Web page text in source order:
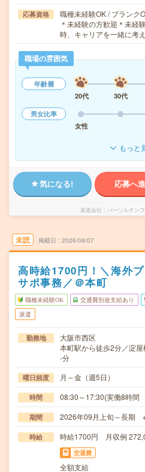
応募資格
職種未経験OK / ブランク
＊未経験の方歓迎＊未経
時、キャリアを一緒に考
職場の雰囲気
年齢層
20代
30代
男女比率
女性
もっと
気になる! 応募へ
派遣会社 パーソルテン
未読 掲載日 2026/08/07
高時給1700円！＼海外
サポ事務／＠本町
職種未経験OK 交通費別途支給あり
派遣
勤務地
大阪市西区
本町駅から徒歩2分／淀
-分
曜日頻度 月～金（週5日）
時間 08:30～17:30(実働8時間
期間 2026年09月上旬～長期
時給 時給1700円 月収例
交通費
全額支給